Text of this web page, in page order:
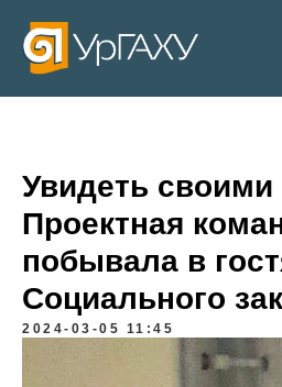
Увидеть своими
Проектная
побывала в
Социального
2024-03-05 11:45